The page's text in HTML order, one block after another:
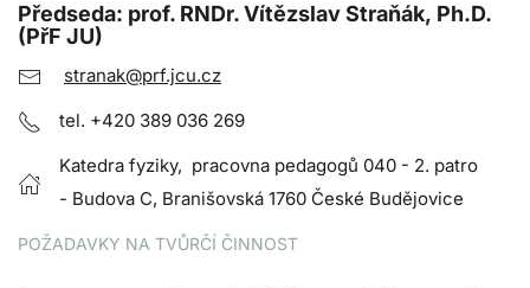
Předseda: prof. RNDr. Vítězslav Straňák, Ph.D.
(PřF JU)
stranak@prf.jcu.cz
tel. +420 389 036 269
Katedra fyziky, pracovna pedagogů 040 - 2. patro
- Budova C, Branišovská 1760 České Budějovice
POŽADAVKY NA TVŮRČÍ ČINNOST